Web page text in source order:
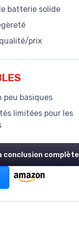
batterie solide
prix
peu basiques
limitées pour les
conclusion complète